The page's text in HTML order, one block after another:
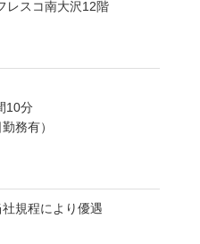
レスコ南大沢12階
10分
務有）
規程により優遇